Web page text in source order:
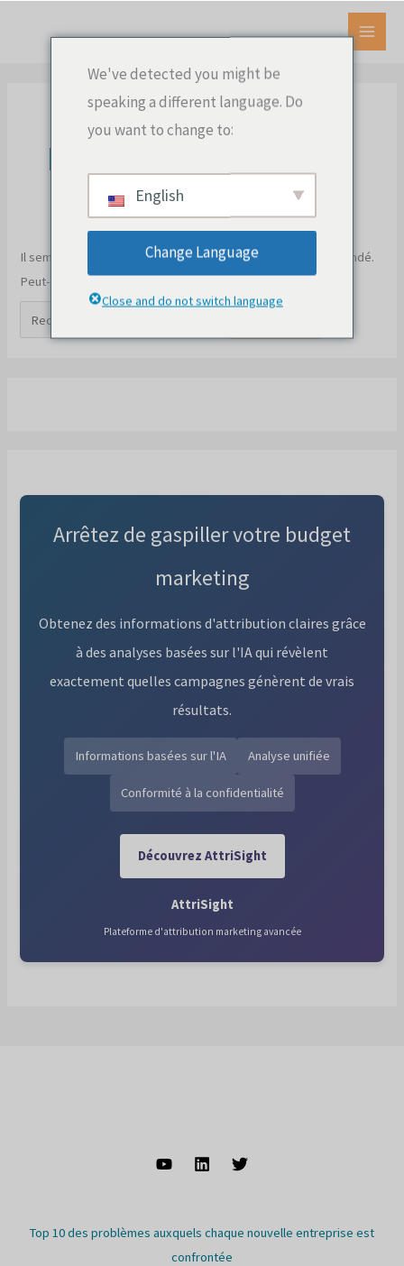
page de destination
Il semble que nous ne puissions pas trouver le contenu demandé.
Peut-être qu'une recherche peut vous aider.
:
Arrêtez de gaspiller votre budget
marketing
Obtenez des informations d'attribution claires grâce
à des analyses basées sur l'IA qui révèlent
exactement quelles campagnes génèrent de vrais
résultats.
Informations basées sur l'IA Analyse unifiée
Conformité à la confidentialité
Découvrez AttriSight
AttriSight
Plateforme d'attribution marketing avancée
Top 10 des problèmes auxquels chaque nouvelle entreprise est
confrontée
We've detected you might be
speaking a different language. Do
you want to change to:
English
Change Language
Close and do not switch language